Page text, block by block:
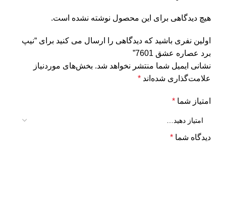
هیچ دیدگاهی برای این محصول نوشته نشده است.
اولین نفری باشید که دیدگاهی را ارسال می کنید برای “نیپ
برد عصاره عشق 7601”
نشانی ایمیل شما منتشر نخواهد شد. بخش‌های موردنیاز
علامت‌گذاری شده‌اند *
امتیاز شما *
دیدگاه شما *